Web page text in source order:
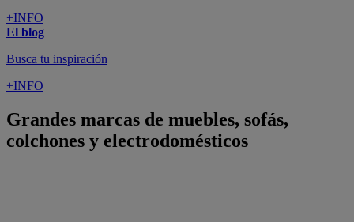
+INFO
El blog
Busca tu inspiración
+INFO
Grandes marcas de muebles, sofás,
colchones y electrodomésticos